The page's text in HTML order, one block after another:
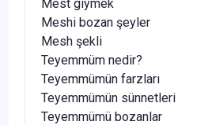
Mest giymek
Meshi bozan şeyler
Mesh şekli
Teyemmüm nedir?
Teyemmümün farzları
Teyemmümün sünnetleri
Teyemmümü bozanlar